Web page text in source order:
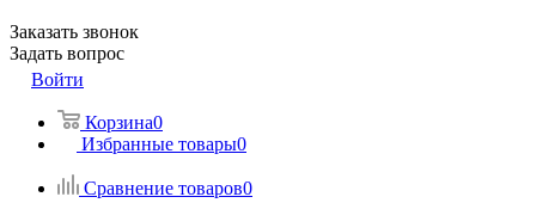
Заказать звонок
Задать вопрос
Войти
Корзина0
Избранные товары0
Сравнение товаров0